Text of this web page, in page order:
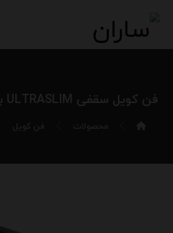
فن کویل سقفی ULTRASLIM بدون کابینت ۸۰۰
محصولات فن کویل